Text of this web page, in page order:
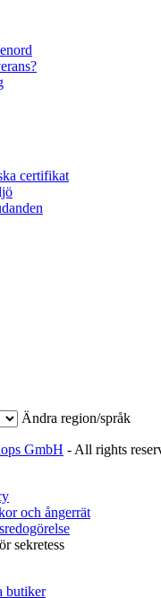
certifikat
Ändra region/språk
GmbH - All rights
och ångerrät
sekretess
butiker